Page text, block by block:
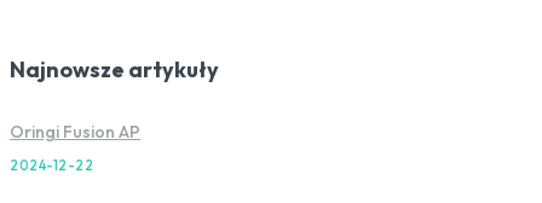
Najnowsze artykuły
Oringi Fusion AP
2024-12-22